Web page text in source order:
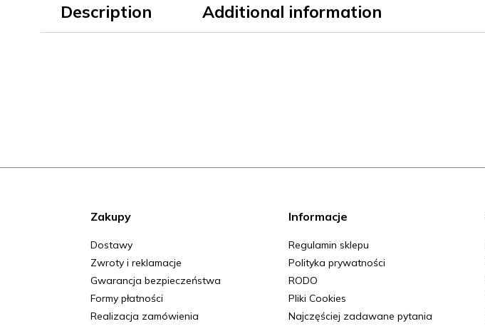
Description Additional information
Zakupy
Dostawy
Zwroty i reklamacje
Gwarancja bezpieczeństwa
Formy płatności
Realizacja zamówienia
Informacje
Regulamin sklepu
Polityka prywatności
RODO
Pliki Cookies
Najczęściej zadawane pytania